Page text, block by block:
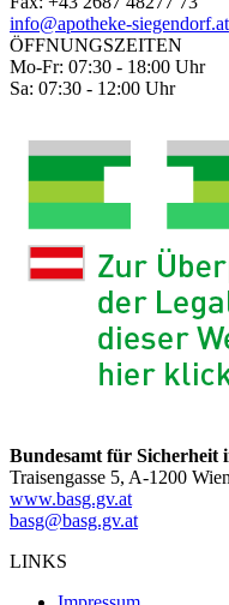
info@apotheke-siegendorf.at
ÖFFNUNGSZEITEN
Mo-Fr: 07:30 - 18:00 Uhr
Sa: 07:30 - 12:00 Uhr
Bundesamt für Sicherheit
Traisengasse 5, A-1200 Wien
www.basg.gv.at
basg@basg.gv.at
LINKS